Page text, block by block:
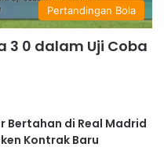
Pertandingan Bola
3 0 dalam Uji Coba
Bertahan di Real Madrid
Kontrak Baru